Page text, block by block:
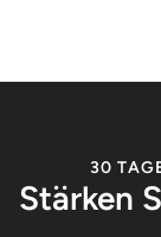
30
Stärken